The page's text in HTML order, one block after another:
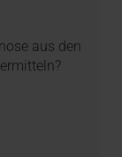
aus den